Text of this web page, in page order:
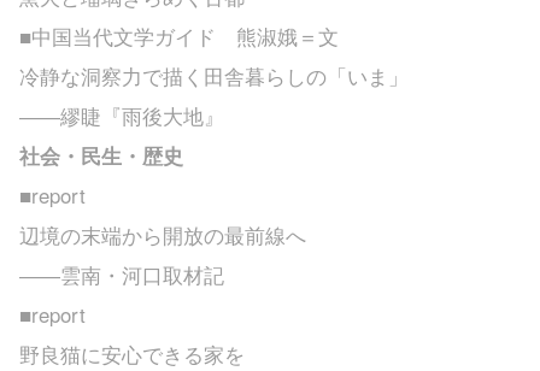
■中国当代文学ガイド 熊淑娥＝文
冷静な洞察力で描く田舎暮らしの「いま」
――繆睫『雨後大地』
社会・民生・歴史
■report
辺境の末端から開放の最前線へ
――雲南・河口取材記
■report
野良猫に安心できる家を